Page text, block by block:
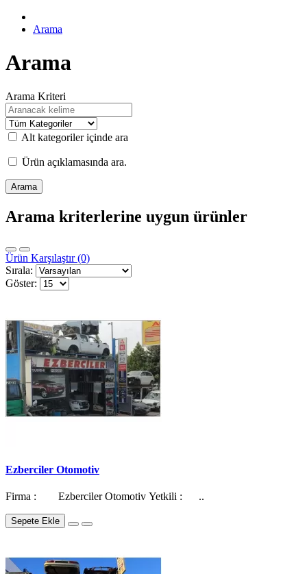
Arama
Arama
Arama Kriteri
Alt kategoriler içinde ara
Ürün açıklamasında ara.
Arama kriterlerine uygun ürünler
Ürün Karşılaştır (0)
Sırala:
Göster:
Ezberciler Otomotiv
Firma : Ezberciler Otomotiv Yetkili : ..
Sepete Ekle